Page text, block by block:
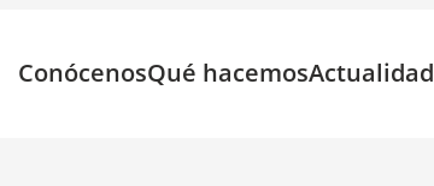
ConócenosQué hacemosActualidad